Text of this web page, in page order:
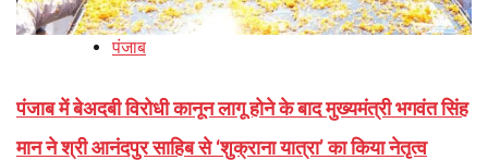
पंजाब
पंजाब में बेअदबी विरोधी कानून लागू होने के बाद मुख्यमंत्री भगवंत सिंह
मान ने श्री आनंदपुर साहिब से ‘शुक्राना यात्रा’ का किया नेतृत्व